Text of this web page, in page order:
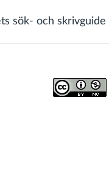
sök- och skrivguide